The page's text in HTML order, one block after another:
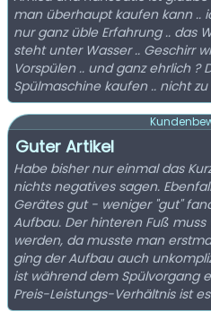
man überhaupt kaufen kann ..
nur ganz üble Erfahrung .. das
steht unter Wasser .. Geschirr
Vorspülen .. und ganz ehrlich ?
Spülmaschine kaufen .. nicht
Guter Artikel
Habe bisher nur einmal das
nichts negatives sagen.
Gerätes gut - weniger "gut"
Aufbau. Der hinteren Fuß
werden, da musste man
ging der Aufbau auch
ist während dem Spülvorgang
Preis-Leistungs-Verhältnis ist